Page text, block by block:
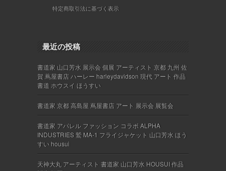
特定商取引法に基づく表示
最近の投稿
書道家 山口芳水 展示会 個展 アーティスト 京都 九州 佐
賀 蔦屋書店 ハーレー harleydavidson 現代 アート 作品
書道 ホウスイ ほうすい
書道家 京都 高島屋 蔦屋書店 アート 展示会 展覧会
書道家 アパレル ファッション コラボ ALPHA
INDUSTRIES 鷲 MA-1 フライジャケット 山口芳水 ほう
すい housui
天神大丸 アーティスト 書道家 山口芳水 HOUSUI 作品